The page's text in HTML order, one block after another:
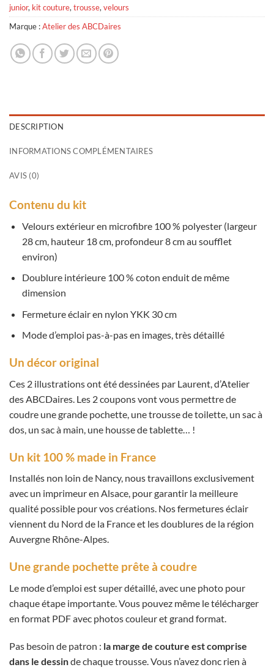
junior, kit couture, trousse, velours
Marque :Atelier des ABCDaires
DESCRIPTION
INFORMATIONS COMPLÉMENTAIRES
AVIS (0)
Contenu du kit
Velours extérieur en microfibre 100 % polyester (largeur
28 cm, hauteur 18 cm, profondeur 8 cm au soufflet
environ)
Doublure intérieure 100 % coton enduit de même
dimension
Fermeture éclair en nylon YKK 30 cm
Mode d’emploi pas-à-pas en images, très détaillé
Un décor original
Ces 2 illustrations ont été dessinées par Laurent, d’Atelier
des ABCDaires. Les 2 coupons vont vous permettre de
coudre une grande pochette, une trousse de toilette, un sac à
dos, un sac à main, une housse de tablette… !
Un kit 100 % made in France
Installés non loin de Nancy, nous travaillons exclusivement
avec un imprimeur en Alsace, pour garantir la meilleure
qualité possible pour vos créations. Nos fermetures éclair
viennent du Nord de la France et les doublures de la région
Auvergne Rhône-Alpes.
Une grande pochette prête à coudre
Le mode d’emploi est super détaillé, avec une photo pour
chaque étape importante. Vous pouvez même le télécharger
en format PDF avec photos couleur et grand format.
Pas besoin de patron : la marge de couture est comprise
dans le dessinde chaque trousse. Vous n’avez donc rien à